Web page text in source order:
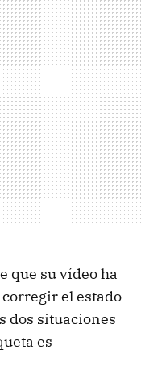
que su vídeo ha
el estado
dos situaciones
es